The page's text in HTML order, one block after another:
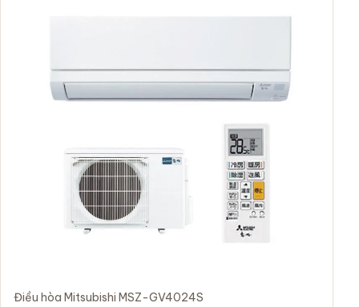
Điều hòa Mitsubishi MSZ-GV4024S